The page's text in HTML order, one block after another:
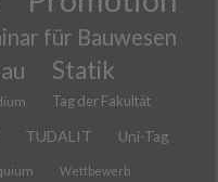
für Bauwesen
Statik
Tag der Fakultät
TUDALIT Uni-Tag
Wettbewerb